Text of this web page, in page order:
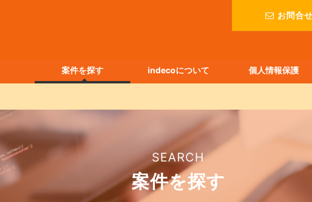
お問合
案件を探す indecoについて 個人情報保護
SEARCH
案件を探す